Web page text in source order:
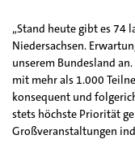
„Stand heute gibt es 74
Niedersachsen.
unserem Bundesland
mit mehr als 1.000
konsequent und
stets höchste Priorität
Großveranstaltungen